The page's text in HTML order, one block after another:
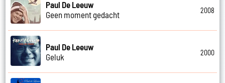
Paul De Leeuw
Geen moment gedacht
2008
Paul De Leeuw
Geluk
2000